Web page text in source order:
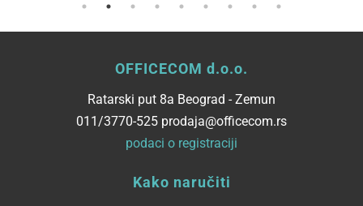
OFFICECOM d.o.o.
Ratarski put 8a Beograd - Zemun
011/3770-525 prodaja@officecom.rs
podaci o registraciji
Kako naručiti